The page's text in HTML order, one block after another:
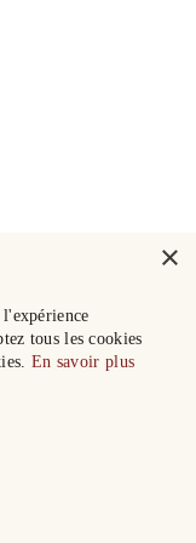
×
tous les cookies
En savoir plus